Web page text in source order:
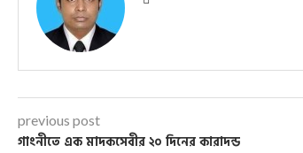
previous post
গাংনীতে এক মাদকসেবীর ২০ দিনের কারাদন্ড